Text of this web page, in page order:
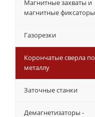
Магнитные захваты и
магнитные фиксаторы
Газорезки
Корончатые сверла по
металлу
Заточные станки
Демагнетизаторы -